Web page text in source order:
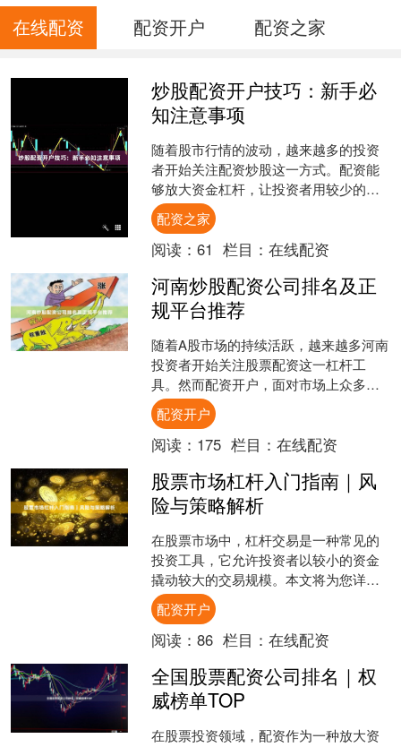
在线配资 配资开户 配资之家
炒股配资开户技巧：新手必
知注意事项
随着股市行情的波动，越来越多的投资
者开始关注配资炒股这一方式。配资能
够放大资金杠杆，让投资者用较少的本
金撬动更大的交易额度。但对于新手而
言，配资开户并非简单的“....
配资之家
阅读： 61 栏目： 在线配资
河南炒股配资公司排名及正
规平台推荐
随着A股市场的持续活跃，越来越多河南
投资者开始关注股票配资这一杠杆工
具。然而配资开户，面对市场上众多配
资公司，如何选择正规、安全的平台成
为投资者最关心的问题。本....
配资开户
阅读： 175 栏目： 在线配资
股票市场杠杆入门指南｜风
险与策略解析
在股票市场中，杠杆交易是一种常见的
投资工具，它允许投资者以较小的资金
撬动较大的交易规模。本文将为您详细
解析股票市场杠杆的基本概念、风险以
及策略，帮助您在投资中做....
配资开户
阅读： 86 栏目： 在线配资
全国股票配资公司排名｜权
威榜单TOP
在股票投资领域，配资作为一种放大资